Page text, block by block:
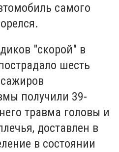
самого
"скорой" в
шесть
получили 39-
травма головы и
доставлен в
в состоянии